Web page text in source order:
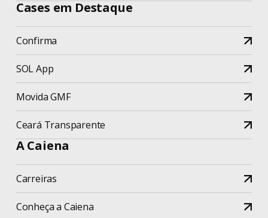
Cases em Destaque
Confirma
SOL App
Movida GMF
Ceará Transparente
A Caiena
Carreiras
Conheça a Caiena